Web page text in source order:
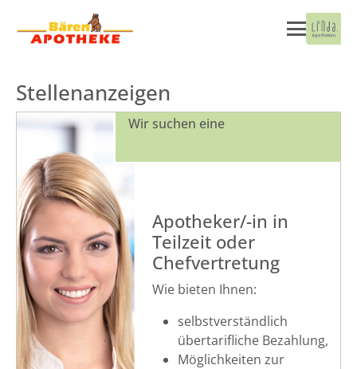
Stellenanzeigen
Wir suchen eine
Apotheker/-in in
Teilzeit oder
Chefvertretung
Wie bieten Ihnen:
selbstverständlich
übertarifliche Bezahlung,
Möglichkeiten zur